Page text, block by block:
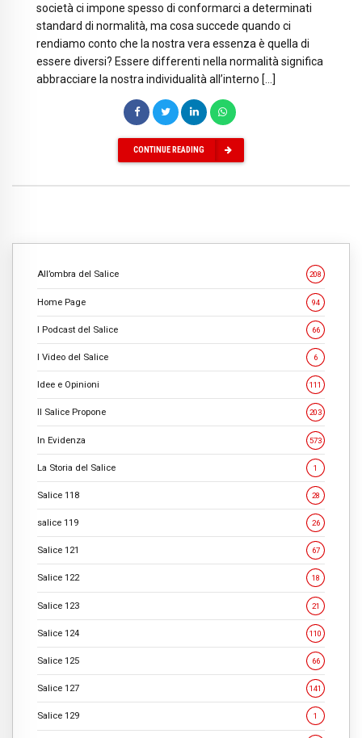
società ci impone spesso di conformarci a determinati
standard di normalità, ma cosa succede quando ci
rendiamo conto che la nostra vera essenza è quella di
essere diversi? Essere differenti nella normalità significa
abbracciare la nostra individualità all’interno […]
CONTINUE READING
All’ombra del Salice 208
Home Page 94
I Podcast del Salice 66
I Video del Salice 6
Idee e Opinioni 111
Il Salice Propone 203
In Evidenza 573
La Storia del Salice 1
Salice 118 28
salice 119 26
Salice 121 67
Salice 122 18
Salice 123 21
Salice 124 110
Salice 125 66
Salice 127 141
Salice 129 1